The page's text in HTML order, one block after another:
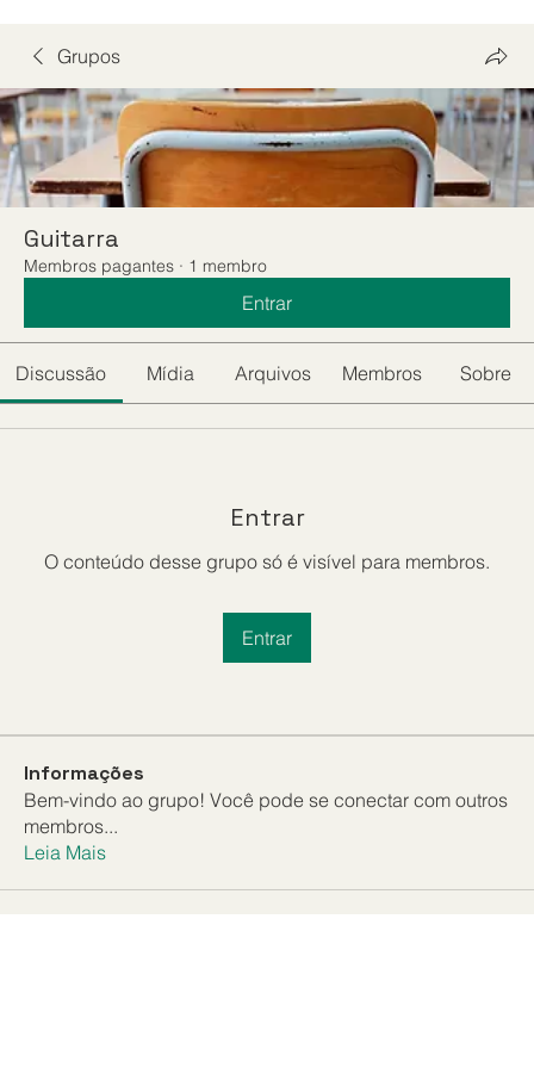
Grupos
Guitarra
Membros pagantes · 1 membro
Entrar
Discussão Mídia Arquivos Membros Sobre
Entrar
O conteúdo desse grupo só é visível para membros.
Entrar
Informações
Bem-vindo ao grupo! Você pode se conectar com outros
membros...
Leia Mais